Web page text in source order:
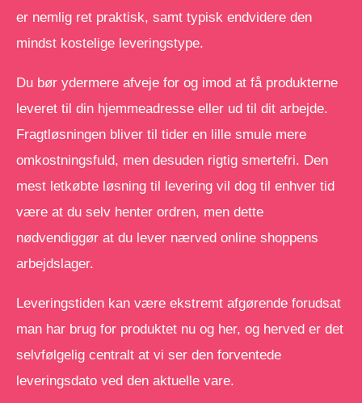
er nemlig ret praktisk, samt typisk endvidere den
mindst kostelige leveringstype.
Du bør ydermere afveje for og imod at få produkterne
leveret til din hjemmeadresse eller ud til dit arbejde.
Fragtløsningen bliver til tider en lille smule mere
omkostningsfuld, men desuden rigtig smertefri. Den
mest letkøbte løsning til levering vil dog til enhver tid
være at du selv henter ordren, men dette
nødvendiggør at du lever nærved online shoppens
arbejdslager.
Leveringstiden kan være ekstremt afgørende forudsat
man har brug for produktet nu og her, og herved er det
selvfølgelig centralt at vi ser den forventede
leveringsdato ved den aktuelle vare.